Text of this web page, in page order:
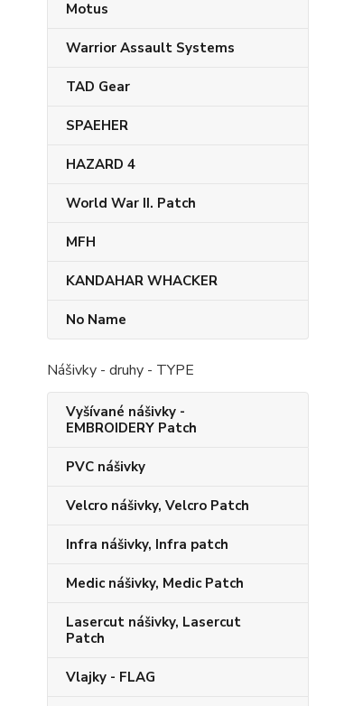
Motus
Warrior Assault Systems
TAD Gear
SPAEHER
HAZARD 4
World War II. Patch
MFH
KANDAHAR​ WHACKER
No Name
Nášivky - druhy - TYPE
Vyšívané nášivky -
EMBROIDERY Patch
PVC nášivky
Velcro nášivky, Velcro Patch
Infra nášivky, Infra patch
Medic nášivky, Medic Patch
Lasercut nášivky, Lasercut
Patch
Vlajky - FLAG